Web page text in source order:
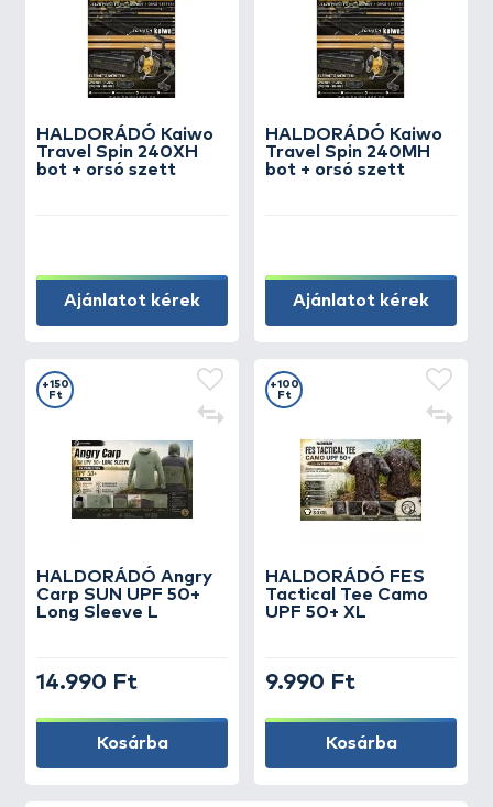
HALDORÁDÓ Kaiwo
Travel Spin 240XH
bot + orsó szett
Ajánlatot kérek
HALDORÁDÓ Kaiwo
Travel Spin 240MH
bot + orsó szett
Ajánlatot kérek
HALDORÁDÓ Angry
Carp SUN UPF 50+
Long Sleeve L
+150
Ft
14.990 Ft
Kosárba
HALDORÁDÓ FES
Tactical Tee Camo
UPF 50+ XL
+100
Ft
9.990 Ft
Kosárba